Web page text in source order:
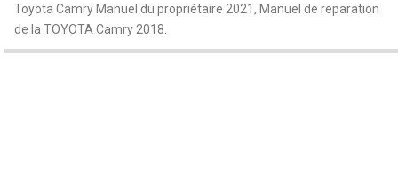
Toyota Camry Manuel du propriétaire 2021, Manuel de reparation
de la TOYOTA Camry 2018.